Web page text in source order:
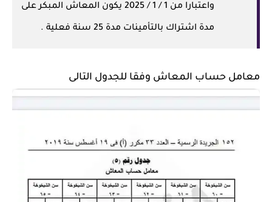
واعتبارا من 1 / 1 / 2025 يكون المعاش المبكر على
مدة اشتراك بالتأمينات مدة 25 سنة فعلية .
معامل حساب المعاش وفقا للجدول التالى